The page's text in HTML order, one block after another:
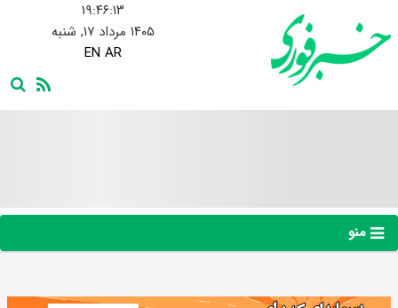
۱۹:۴۶:۱۳
۱۴۰۵ مرداد ۱۷, شنبه
EN AR
منو